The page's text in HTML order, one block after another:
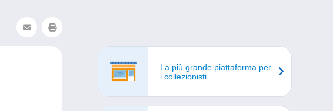
La più grande piattaforma per
i collezionisti